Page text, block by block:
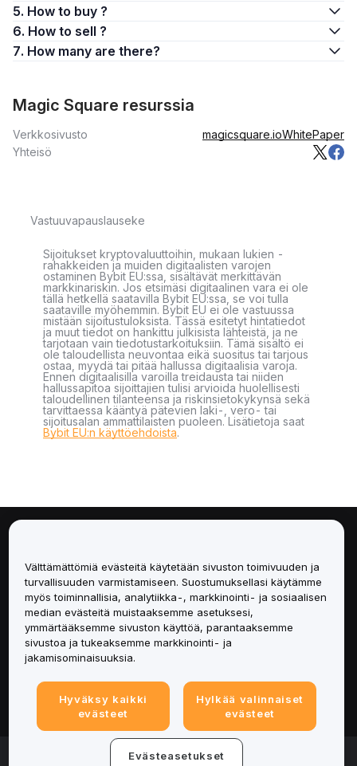
5. How to buy ?
6. How to sell ?
7. How many are there?
Magic Square resurssia
Verkkosivusto magicsquare.ioWhitePaper
Yhteisö
Vastuuvapauslauseke
Sijoitukset kryptovaluuttoihin, mukaan lukien -
rahakkeiden ja muiden digitaalisten varojen
ostaminen Bybit EU:ssa, sisältävät merkittävän
markkinariskin. Jos etsimäsi digitaalinen vara ei ole
tällä hetkellä saatavilla Bybit EU:ssa, se voi tulla
saataville myöhemmin. Bybit EU ei ole vastuussa
mistään sijoitustuloksista. Tässä esitetyt hintatiedot
ja muut tiedot on hankittu julkisista lähteistä, ja ne
tarjotaan vain tiedotustarkoituksiin. Tämä sisältö ei
ole taloudellista neuvontaa eikä suositus tai tarjous
ostaa, myydä tai pitää hallussa digitaalisia varoja.
Ennen digitaalisilla varoilla treidausta tai niiden
hallussapitoa sijoittajien tulisi arvioida huolellisesti
taloudellinen tilanteensa ja riskinsietokykynsä sekä
tarvittaessa kääntyä pätevien laki-, vero- tai
sijoitusalan ammattilaisten puoleen. Lisätietoja saat
Bybit EU:n käyttöehdoista.
Palvelut
Tuki
Tuotteet
Lakiasiat
© 2025-2026 Bybit.eu. All rights reserved.
Välttämättömiä evästeitä käytetään sivuston toimivuuden ja
turvallisuuden varmistamiseen. Suostumuksellasi käytämme
myös toiminnallisia, analytiikka-, markkinointi- ja sosiaalisen
median evästeitä muistaaksemme asetuksesi,
ymmärtääksemme sivuston käyttöä, parantaaksemme
sivustoa ja tukeaksemme markkinointi- ja
jakamisominaisuuksia.
Hyväksy kaikki
evästeet
Hylkää valinnaiset
evästeet
Evästeasetukset